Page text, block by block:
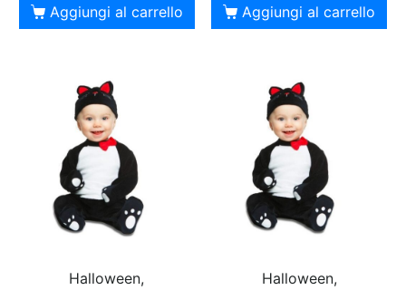
Aggiungi al carrello Aggiungi al carrello
Halloween,
Halloween,